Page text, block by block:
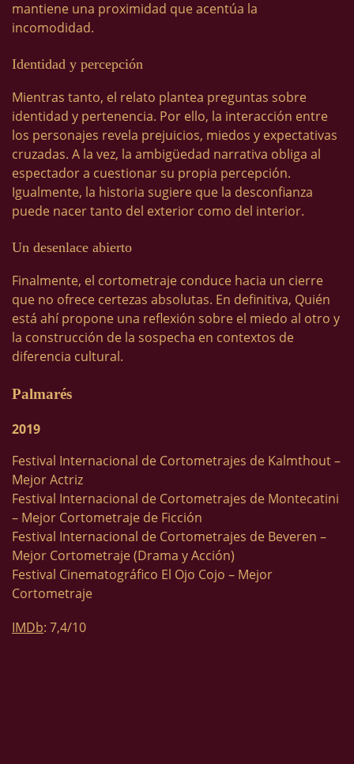
mantiene una proximidad que acentúa la
incomodidad.
Identidad y percepción
Mientras tanto, el relato plantea preguntas sobre
identidad y pertenencia. Por ello, la interacción entre
los personajes revela prejuicios, miedos y expectativas
cruzadas. A la vez, la ambigüedad narrativa obliga al
espectador a cuestionar su propia percepción.
Igualmente, la historia sugiere que la desconfianza
puede nacer tanto del exterior como del interior.
Un desenlace abierto
Finalmente, el cortometraje conduce hacia un cierre
que no ofrece certezas absolutas. En definitiva, Quién
está ahí propone una reflexión sobre el miedo al otro y
la construcción de la sospecha en contextos de
diferencia cultural.
Palmarés
2019
Festival Internacional de Cortometrajes de Kalmthout –
Mejor Actriz
Festival Internacional de Cortometrajes de Montecatini
– Mejor Cortometraje de Ficción
Festival Internacional de Cortometrajes de Beveren –
Mejor Cortometraje (Drama y Acción)
Festival Cinematográfico El Ojo Cojo – Mejor
Cortometraje
IMDb: 7,4/10